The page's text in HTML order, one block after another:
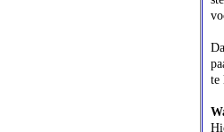
te